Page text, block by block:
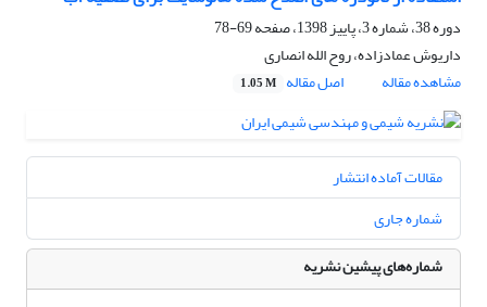
دوره 38، شماره 3، پاییز 1398، صفحه
69-78
داریوش عمادزاده، روح الله انصاری
مشاهده مقاله
اصل مقاله 1.05 M
مقالات آماده انتشار
شماره جاری
شماره‌های پیشین نشریه